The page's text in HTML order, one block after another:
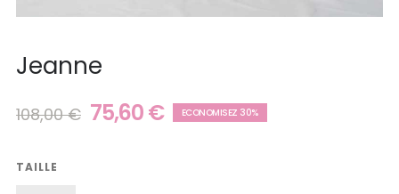
Jeanne
108,00 € 75,60 € ECONOMISEZ 30%
TAILLE